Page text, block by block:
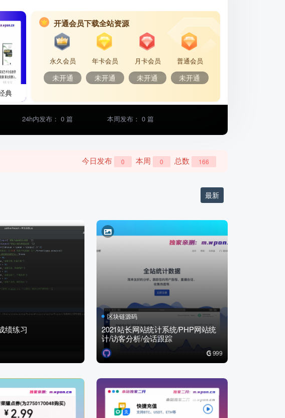
典
开通会员下载全站资源
永久会员
未开通
年卡会员
未开通
月卡会员
未开通
普通会员
未开通
24h内发布： 0 篇 本周发布： 0 篇
今日发布 0 本周 0 总数 166
最新
绩练习
区块链源码
2021站长网站统计系统/PHP网站统
计/访客分析/会话跟踪
999